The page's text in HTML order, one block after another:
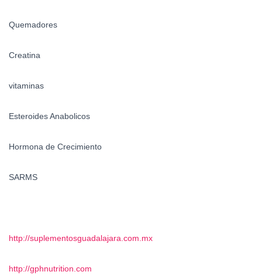
Quemadores
Creatina
vitaminas
Esteroides Anabolicos
Hormona de Crecimiento
SARMS
http://suplementosguadalajara.com.mx
http://gphnutrition.com